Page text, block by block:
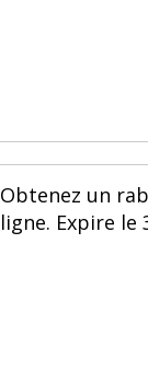
Obtenez un
ligne. Expire le